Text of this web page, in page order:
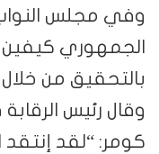
وفي مجلس
الجمهوري كيفين
بالتحقيق من
وقال رئيس
كومر: “لقد إنتقد